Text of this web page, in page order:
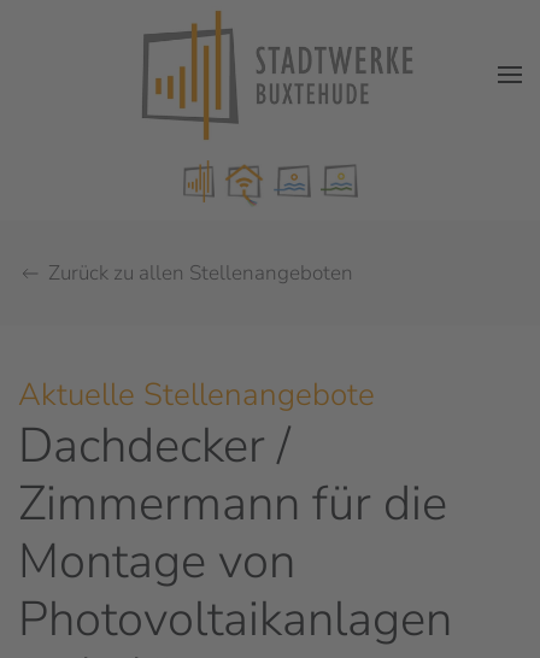
Zurück zu allen Stellenangeboten
Aktuelle Stellenangebote
Dachdecker /
Zimmermann für die
Montage von
Photovoltaikanlagen